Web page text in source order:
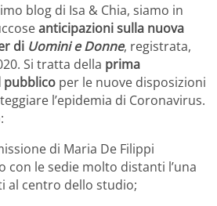
blog di Isa & Chia, siamo in
anticipazioni sulla nuova
di Uomini e Donne, registrata,
Si tratta della prima
pubblico per le nuove disposizioni
l’epidemia di Coronavirus.
di Maria De Filippi
con le sedie molto distanti l’una
al centro dello studio;